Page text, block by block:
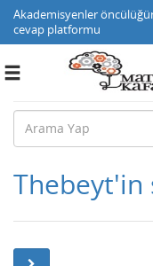
Akademisyenler
cevap platformu
Toggle
Thebeyt'in